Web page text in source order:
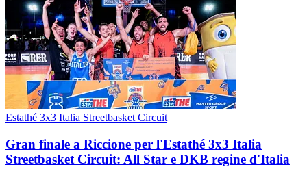
Estathé 3x3 Italia Streetbasket Circuit
Gran finale a Riccione per l'Estathé 3x3 Italia
Streetbasket Circuit: All Star e DKB regine d'Italia